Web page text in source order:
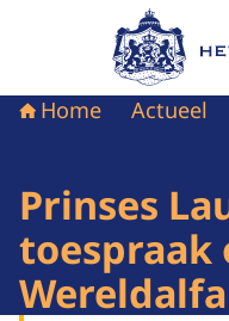
Naar de
Home Actueel
Prinses
toespraak